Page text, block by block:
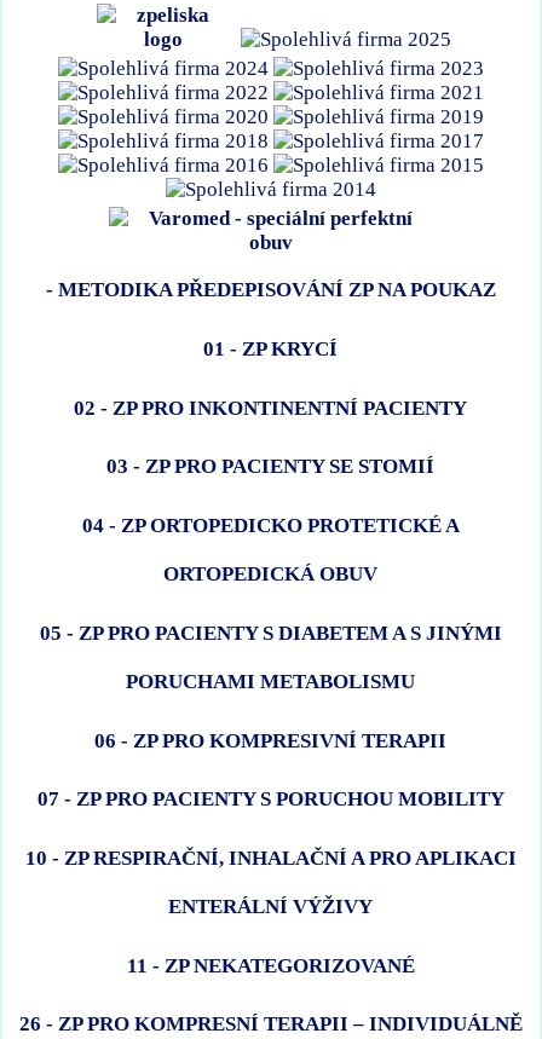
- METODIKA PŘEDEPISOVÁNÍ ZP NA POUKAZ
01 - ZP KRYCÍ
02 - ZP PRO INKONTINENTNÍ PACIENTY
03 - ZP PRO PACIENTY SE STOMIÍ
04 - ZP ORTOPEDICKO PROTETICKÉ A
ORTOPEDICKÁ OBUV
05 - ZP PRO PACIENTY S DIABETEM A S JINÝMI
PORUCHAMI METABOLISMU
06 - ZP PRO KOMPRESIVNÍ TERAPII
07 - ZP PRO PACIENTY S PORUCHOU MOBILITY
10 - ZP RESPIRAČNÍ, INHALAČNÍ A PRO APLIKACI
ENTERÁLNÍ VÝŽIVY
11 - ZP NEKATEGORIZOVANÉ
26 - ZP PRO KOMPRESNÍ TERAPII – INDIVIDUÁLNĚ